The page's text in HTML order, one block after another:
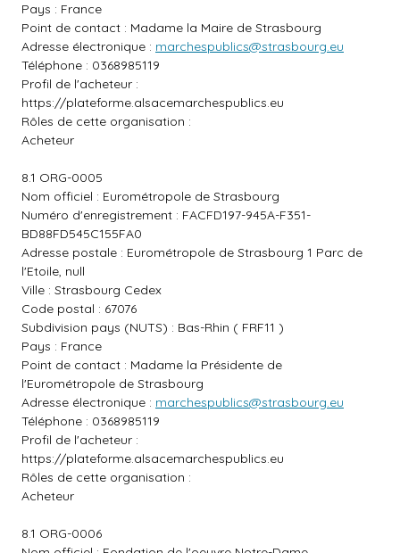
Pays : France
Point de contact : Madame la Maire de Strasbourg
Adresse électronique : marchespublics@strasbourg.eu
Téléphone : 0368985119
Profil de l'acheteur :
https://plateforme.alsacemarchespublics.eu
Rôles de cette organisation :
Acheteur
8.1 ORG-0005
Nom officiel : Eurométropole de Strasbourg
Numéro d'enregistrement : FACFD197-945A-F351-
BD88FD545C155FA0
Adresse postale : Eurométropole de Strasbourg 1 Parc de
l'Etoile, null
Ville : Strasbourg Cedex
Code postal : 67076
Subdivision pays (NUTS) : Bas-Rhin ( FRF11 )
Pays : France
Point de contact : Madame la Présidente de
l'Eurométropole de Strasbourg
Adresse électronique : marchespublics@strasbourg.eu
Téléphone : 0368985119
Profil de l'acheteur :
https://plateforme.alsacemarchespublics.eu
Rôles de cette organisation :
Acheteur
8.1 ORG-0006